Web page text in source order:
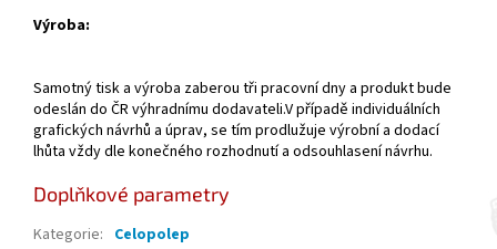
Výroba:
Samotný tisk a výroba zaberou tři pracovní dny a produkt bude
odeslán do ČR výhradnímu dodavateli.V případě individuálních
grafických návrhů a úprav, se tím prodlužuje výrobní a dodací
lhůta vždy dle konečného rozhodnutí a odsouhlasení návrhu.
Doplňkové parametry
Kategorie: Celopolep